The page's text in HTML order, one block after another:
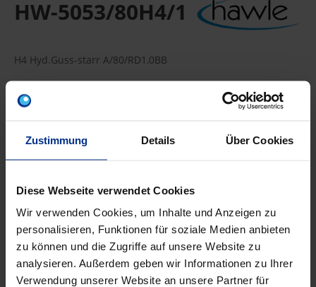
Zustimmung Details Über Cookies
Diese Webseite verwendet Cookies
Wir verwenden Cookies, um Inhalte und Anzeigen zu
personalisieren, Funktionen für soziale Medien anbieten
zu können und die Zugriffe auf unsere Website zu
analysieren. Außerdem geben wir Informationen zu Ihrer
Verwendung unserer Website an unsere Partner für
HW-5053/80H4/1
H4 Hyd.Guss-starr A/80/RD1,0BB
Flansche bemessen und gebohrt nach EN 1092-2 | PN 16
Verpackungseinheit: 12 Stück
DATENBLATT ERSTELLEN
HW-5053/80H4/1
MINUS PLUS
Min.: 1 Stück